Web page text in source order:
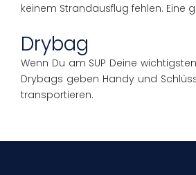
keinem Strandausflug fehlen. Eine
Drybag
Wenn Du am SUP Deine
Drybags geben Handy und
transportieren.